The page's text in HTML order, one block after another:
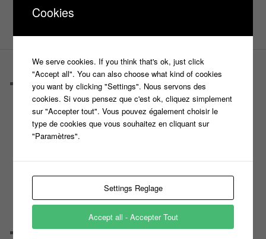
Olivier Minne
PAGES
Castings
C’est quoi un casteur ?
C’est quoi un directeur de casting ?
Harry
Motus
C’est quoi un casting ?
Les 12 coups de midi
N’oubliez Pas Les Paroles
Tout le monde veut prendre sa place
Cookies
We serve cookies. If you think that's ok, just click
"Accept all". You can also choose what kind of cookies
you want by clicking "Settings". Nous servons des
cookies. Si vous pensez que c'est ok, cliquez simplement
sur "Accepter tout". Vous pouvez également choisir le
type de cookies que vous souhaitez en cliquant sur
"Paramètres".
Settings Reglage
Accept all - Accepter Tout